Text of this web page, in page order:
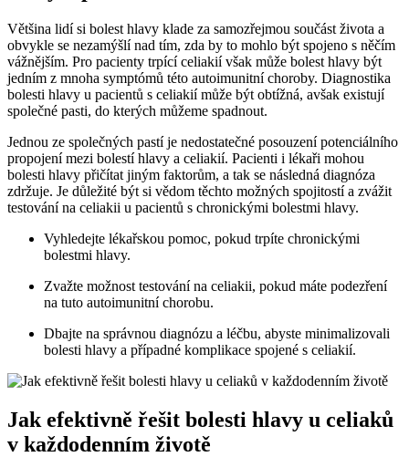
Většina lidí si‌ bolest hlavy klade za samozřejmou součást života a
obvykle se nezamýšlí nad tím, zda by to mohlo⁤ být spojeno s něčím
vážnějším. Pro pacienty trpící ⁣celiakií však může bolest hlavy být
jedním z mnoha ⁢symptómů​ této‍ autoimunitní choroby.⁤ Diagnostika
⁢bolesti ⁢hlavy u ⁣pacientů s celiakií může být obtížná, avšak existují
společné⁢ pasti, do kterých můžeme spadnout.
Jednou ze společných pastí je nedostatečné‌ posouzení potenciálního
propojení mezi bolestí​ hlavy a celiakií. ⁢Pacienti i lékaři mohou
bolesti hlavy⁤ přičítat jiným⁤ faktorům, a tak se následná diagnóza
zdržuje. Je⁤ důležité být si ​vědom těchto možných spojitostí a zvážit⁢
testování ​na celiakii u pacientů s chronickými‌ bolestmi hlavy.
Vyhledejte lékařskou⁣ pomoc, pokud trpíte chronickými
bolestmi hlavy.
Zvažte možnost testování na ⁣celiakii, pokud⁣ máte podezření
na tuto ​autoimunitní chorobu.
Dbajte na správnou diagnózu a léčbu,⁣ abyste⁤ minimalizovali
bolesti ⁣hlavy a případné komplikace spojené s celiakií.
Jak efektivně řešit​ bolesti hlavy u celiaků‌
v⁤ každodenním‌ životě